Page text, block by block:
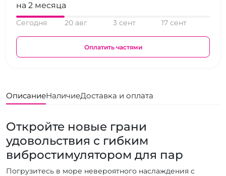
на 2 месяца
Сегодня 20 авг 3 сент 17 сент
Оплатить частями
ОписаниеНаличиеДоставка и оплата
Откройте новые грани
удовольствия с гибким
вибростимулятором для пар
Погрузитесь в море невероятного наслаждения с